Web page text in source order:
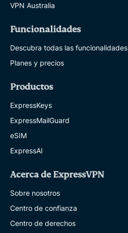
VPN Australia
Funcionalidades
Descubra todas las funcionalidades
Planes y precios
Productos
ExpressKeys
ExpressMailGuard
eSIM
ExpressAI
Acerca de ExpressVPN
Sobre nosotros
Centro de confianza
Centro de derechos